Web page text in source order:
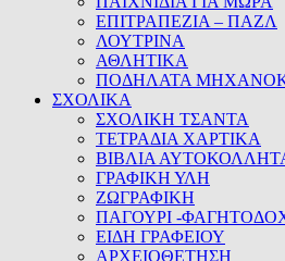
ΕΠΙΤΡΑΠΕΖΙΑ – ΠΑΖΛ
ΛΟΥΤΡΙΝΑ
ΑΘΛΗΤΙΚΑ
ΠΟΔΗΛΑΤΑ
ΣΧΟΛΙΚΑ
ΣΧΟΛΙΚΗ ΤΣΑΝΤΑ
ΤΕΤΡΑΔΙΑ ΧΑΡΤΙΚΑ
ΒΙΒΛΙΑ
ΓΡΑΦΙΚΗ ΥΛΗ
ΖΩΓΡΑΦΙΚΗ
ΠΑΓΟΥΡΙ -
ΕΙΔΗ ΓΡΑΦΕΙΟΥ
ΑΡΧΕΙΟΘΕΤΗΣΗ